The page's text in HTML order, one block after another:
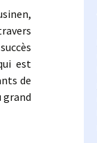
est
de
grand